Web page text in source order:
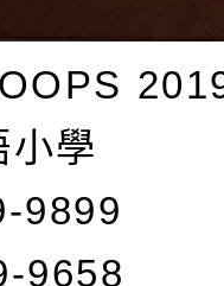
小學
9899
9658